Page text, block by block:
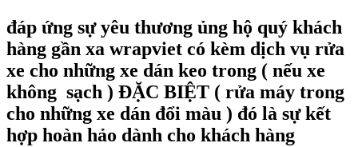
đáp ứng sự yêu thương ủng hộ quý khách
hàng gần xa wrapviet có kèm dịch vụ rửa
xe cho những xe dán keo trong ( nếu xe
không sạch ) ĐẶC BIỆT ( rửa máy trong
cho những xe dán đổi màu ) đó là sự kết
hợp hoàn hảo dành cho khách hàng